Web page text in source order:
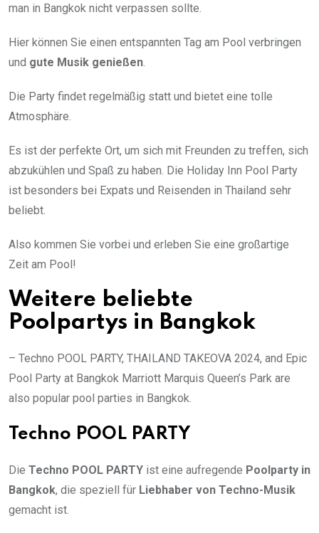
man in Bangkok nicht verpassen sollte.
Hier können Sie einen entspannten Tag am Pool verbringen
und gute Musik genießen
Die Party findet regelmäßig statt und bietet eine tolle
Atmosphäre.
Es ist der perfekte Ort, um sich mit Freunden zu treffen, sich
abzukühlen und Spaß zu haben. Die Holiday Inn Pool Party
ist besonders bei Expats und Reisenden in Thailand sehr
beliebt.
Also kommen Sie vorbei und erleben Sie eine großartige
Zeit am Pool!
Weitere beliebte
Poolpartys in Bangkok
– Techno POOL PARTY, THAILAND TAKEOVA 2024, and Epic
Pool Party at Bangkok Marriott Marquis Queen’s Park are
also popular pool parties in Bangkok.
Techno POOL PARTY
Die Techno POOL PARTY ist eine aufregende Poolparty in
Bangkok, die speziell für Liebhaber von Techno-Musik
gemacht ist.